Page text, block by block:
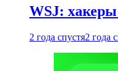
WSJ:
2 года спустя2 года